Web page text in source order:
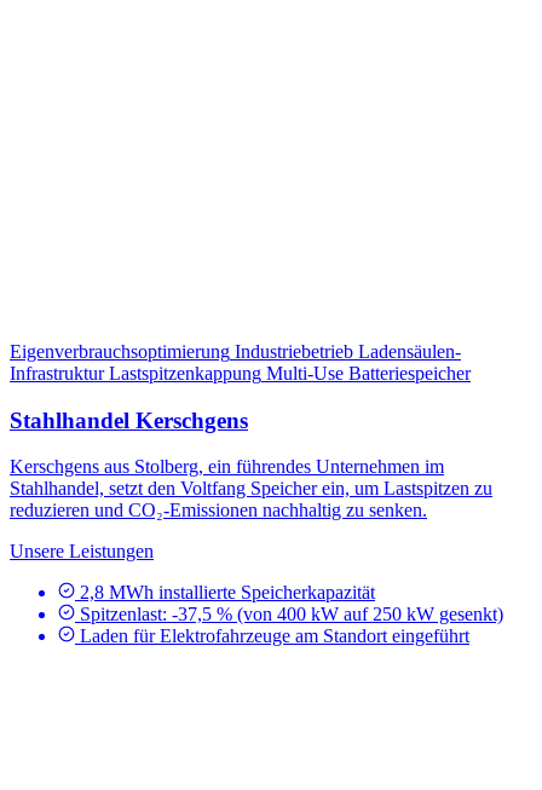
Eigenverbrauchsoptimierung Industriebetrieb Ladensäulen-
Infrastruktur Lastspitzenkappung Multi-Use Batteriespeicher
Stahlhandel Kerschgens
Kerschgens aus Stolberg, ein führendes Unternehmen im
Stahlhandel, setzt den Voltfang Speicher ein, um Lastspitzen zu
reduzieren und CO₂-Emissionen nachhaltig zu senken.
Unsere Leistungen
2,8 MWh installierte Speicherkapazität
Spitzenlast: -37,5 % (von 400 kW auf 250 kW gesenkt)
Laden für Elektrofahrzeuge am Standort eingeführt